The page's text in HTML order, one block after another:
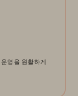
영을 원활하게